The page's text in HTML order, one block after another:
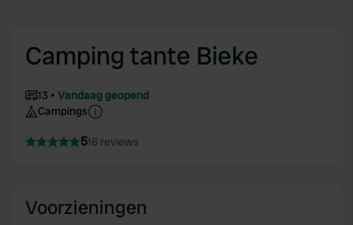
Camping tante Bieke
13
Vandaag geopend
Campings
516 reviews
Voorzieningen